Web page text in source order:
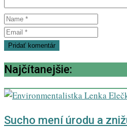
Najčítanejšie:
Sucho mení úrodu a